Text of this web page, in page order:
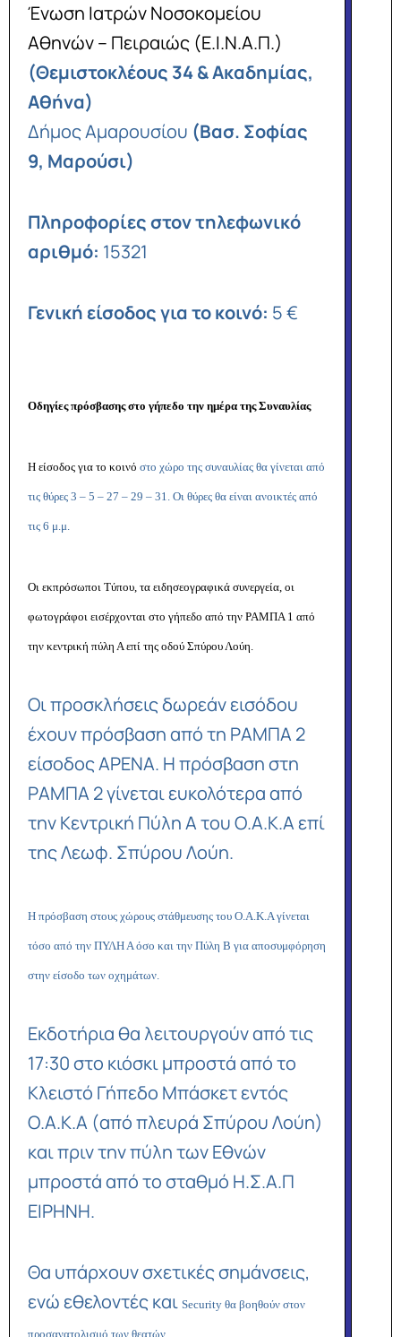
Ένωση Ιατρών Νοσοκομείου
Αθηνών – Πειραιώς (Ε.Ι.Ν.Α.Π.)
(Θεμιστοκλέους 34 & Ακαδημίας,
Αθήνα)
Δήμος Αμαρουσίου (Βασ. Σοφίας
9, Μαρούσι)
Πληροφορίες στον τηλεφωνικό
αριθμό: 15321
Γενική είσοδος για το κοινό: 5 €
Οδηγίες πρόσβασης στο γήπεδο την ημέρα της Συναυλίας
Η είσοδος για το κοινό στο χώρο της συναυλίας θα γίνεται από
τις θύρες 3 – 5 – 27 – 29 – 31. Οι θύρες θα είναι ανοικτές από
τις 6 μ.μ.
Οι εκπρόσωποι Τύπου, τα ειδησεογραφικά συνεργεία, οι
φωτογράφοι εισέρχονται στο γήπεδο από την ΡΑΜΠΑ 1 από
την κεντρική πύλη Α επί της οδού Σπύρου Λούη.
Οι προσκλήσεις δωρεάν εισόδου
έχουν πρόσβαση από τη ΡΑΜΠΑ 2
είσοδος ΑΡΕΝΑ. Η πρόσβαση στη
ΡΑΜΠΑ 2 γίνεται ευκολότερα από
την Κεντρική Πύλη Α του Ο.Α.Κ.Α επί
της Λεωφ. Σπύρου Λούη.
Η πρόσβαση στους χώρους στάθμευσης του Ο.Α.Κ.Α γίνεται
τόσο από την ΠΥΛΗ Α όσο και την Πύλη Β για αποσυμφόρηση
στην είσοδο των οχημάτων.
Εκδοτήρια θα λειτουργούν από τις
17:30 στο κιόσκι μπροστά από το
Κλειστό Γήπεδο Μπάσκετ εντός
Ο.Α.Κ.Α (από πλευρά Σπύρου Λούη)
και πριν την πύλη των Εθνών
μπροστά από το σταθμό Η.Σ.Α.Π
ΕΙΡΗΝΗ.
Θα υπάρχουν σχετικές σημάνσεις,
ενώ εθελοντές και Security θα βοηθούν στον
προσανατολισμό των θεατών.